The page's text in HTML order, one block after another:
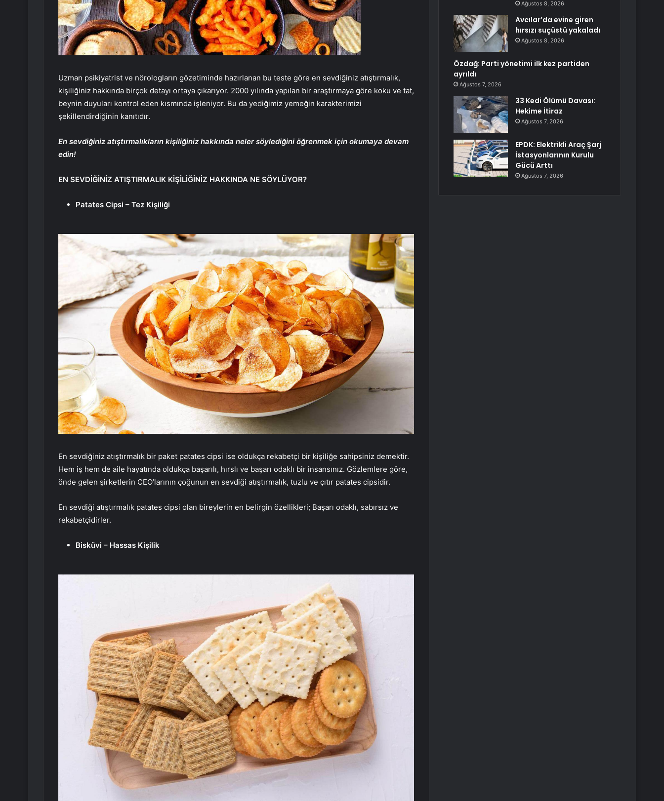
Uzman psikiyatrist ve nörologların gözetiminde hazırlanan bu teste göre en sevdiğiniz atıştırmalık,
kişiliğiniz hakkında birçok detayı ortaya çıkarıyor. 2000 yılında yapılan bir araştırmaya göre koku ve tat,
beynin duyuları kontrol eden kısmında işleniyor. Bu da yediğimiz yemeğin karakterimizi
şekillendirdiğinin kanıtıdır.
En sevdiğiniz atıştırmalıkların kişiliğiniz hakkında neler söylediğini öğrenmek için okumaya devam
edin!
EN SEVDİĞİNİZ ATIŞTIRMALIK KİŞİLİĞİNİZ HAKKINDA NE SÖYLÜYOR?
Patates Cipsi – Tez Kişiliği
En sevdiğiniz atıştırmalık bir paket patates cipsi ise oldukça rekabetçi bir kişiliğe sahipsiniz demektir.
Hem iş hem de aile hayatında oldukça başarılı, hırslı ve başarı odaklı bir insansınız. Gözlemlere göre,
önde gelen şirketlerin CEO’larının çoğunun en sevdiği atıştırmalık, tuzlu ve çıtır patates cipsidir.
En sevdiği atıştırmalık patates cipsi olan bireylerin en belirgin özellikleri; Başarı odaklı, sabırsız ve
rekabetçidirler.
Bisküvi – Hassas Kişilik
Ağustos 8, 2026
Avcılar’da evine giren
hırsızı suçüstü yakaladı
Ağustos 8, 2026
Özdağ: Parti yönetimi ilk kez partiden
ayrıldı
Ağustos 7, 2026
33 Kedi Ölümü Davası:
Hekime İtiraz
Ağustos 7, 2026
EPDK: Elektrikli Araç Şarj
İstasyonlarının Kurulu
Gücü Arttı
Ağustos 7, 2026